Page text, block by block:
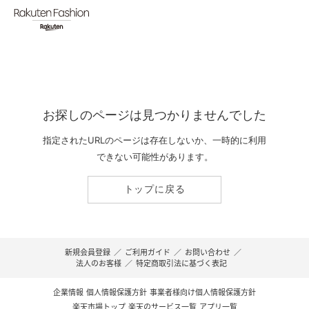
お探しのページは見つかりませんでした
指定されたURLのページは存在しないか、一時的に利用
できない可能性があります。
トップに戻る
新規会員登録 ／ ご利用ガイド ／ お問い合わせ ／
法人のお客様 ／ 特定商取引法に基づく表記
企業情報 個人情報保護方針 事業者様向け個人情報保護方針
楽天市場トップ 楽天のサービス一覧 アプリ一覧